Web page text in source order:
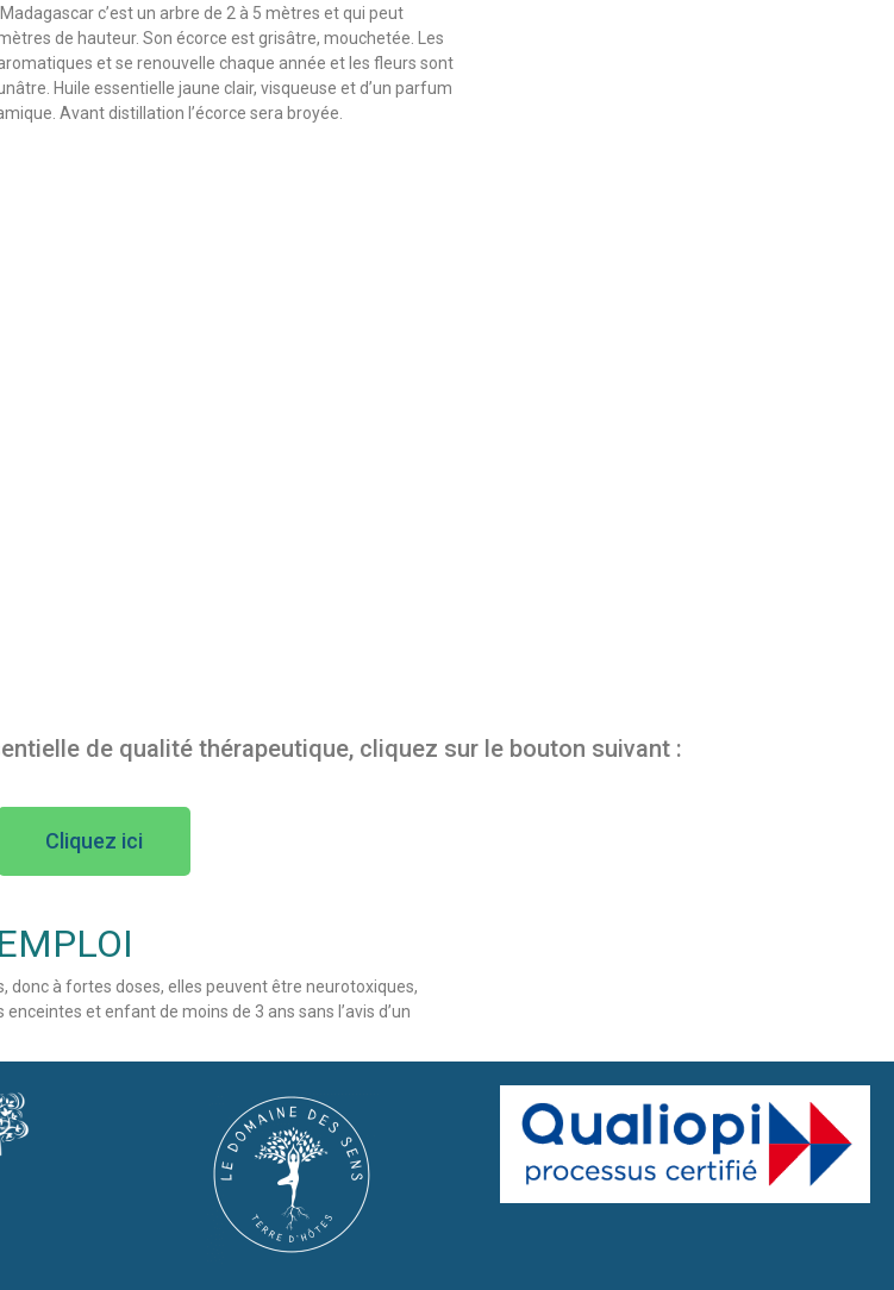
c’est un arbre de 2 à 5 mètres et qui peut
de hauteur. Son écorce est grisâtre, mouchetée. Les
et se renouvelle chaque année et les fleurs sont
Huile essentielle jaune clair, visqueuse et d’un parfum
Avant distillation l’écorce sera broyée.
de qualité thérapeutique, cliquez sur le bouton suivant :
Cliquez ici
donc à fortes doses, elles peuvent être neurotoxiques,
et enfant de moins de 3 ans sans l’avis d’un